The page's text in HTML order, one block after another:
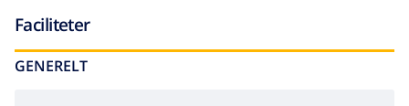
Faciliteter
GENERELT